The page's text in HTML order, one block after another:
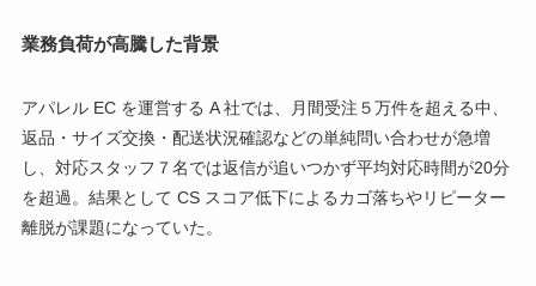
業務負荷が高騰した背景
アパレル EC を運営する A 社では、月間受注５万件を超える中、
返品・サイズ交換・配送状況確認などの単純問い合わせが急増
し、対応スタッフ７名では返信が追いつかず平均対応時間が20分
を超過。結果として CS スコア低下によるカゴ落ちやリピーター
離脱が課題になっていた。